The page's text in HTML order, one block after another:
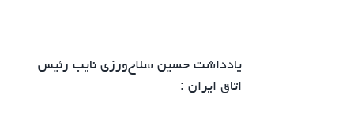
یادداشت حسین سلاح‌ورزی نایب رئیس
اتاق ایران :